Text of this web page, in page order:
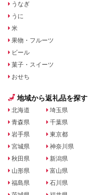
うなぎ
うに
米
果物・フルーツ
ビール
菓子・スイーツ
おせち
地域から返礼品を探す
北海道
青森県
岩手県
宮城県
秋田県
山形県
福島県
埼玉県
千葉県
東京都
神奈川県
新潟県
富山県
石川県